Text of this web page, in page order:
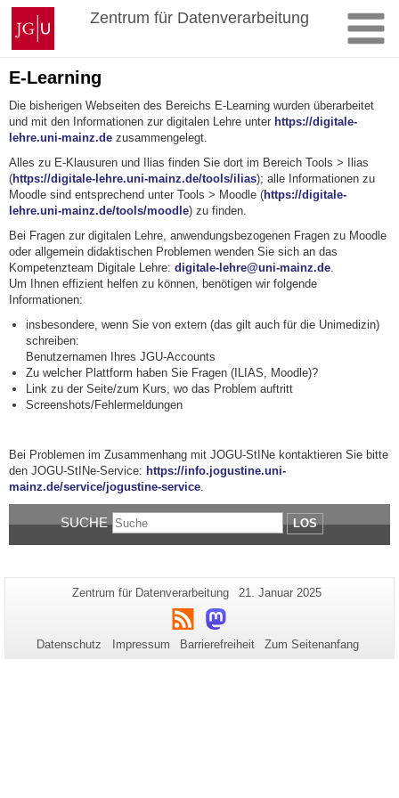
Zum
Inhalt
springen
Johannes
Gutenberg-
Universität
Mainz
Zentrum für Datenverarbeitung
E-Learning
Die bisherigen Webseiten des Bereichs E-Learning wurden überarbeitet
und mit den Informationen zur digitalen Lehre unter https://digitale-
lehre.uni-mainz.de zusammengelegt.
Alles zu E-Klausuren und Ilias finden Sie dort im Bereich Tools > Ilias
(https://digitale-lehre.uni-mainz.de/tools/ilias); alle Informationen zu
Moodle sind entsprechend unter Tools > Moodle (https://digitale-
lehre.uni-mainz.de/tools/moodle) zu finden.
Bei Fragen zur digitalen Lehre, anwendungsbezogenen Fragen zu Moodle
oder allgemein didaktischen Problemen wenden Sie sich an das
Kompetenzteam Digitale Lehre: digitale-lehre@uni-mainz.de
Um Ihnen effizient helfen zu können, benötigen wir folgende
Informationen:
insbesondere, wenn Sie von extern (das gilt auch für die Unimedizin)
schreiben:
Benutzernamen Ihres JGU-Accounts
Zu welcher Plattform haben Sie Fragen (ILIAS, Moodle)?
Link zu der Seite/zum Kurs, wo das Problem auftritt
Screenshots/Fehlermeldungen
Bei Problemen im Zusammenhang mit JOGU-StINe kontaktieren Sie bitte
den JOGU-StINe-Service: https://info.jogustine.uni-
mainz.de/service/jogustine-service
SUCHE LOS
Zusätzliche
Informationen
zu
dieser
Seiten-
Zentrum für Datenverarbeitung
Letzte
21. Januar 2025
RSS Mastodon
Datenschutz Impressum Barrierefreiheit Zum Seitenanfang